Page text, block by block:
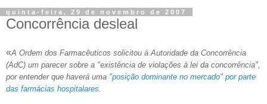
quinta-feira, 29 de novembro de 2007
Concorrência desleal
«A Ordem dos Farmacêuticos solicitou à Autoridade da Concorrência
(AdC) um parecer sobre a "existência de violações à lei da concorrência",
por entender que haverá uma "posição dominante no mercado" por parte
das farmácias hospitalares